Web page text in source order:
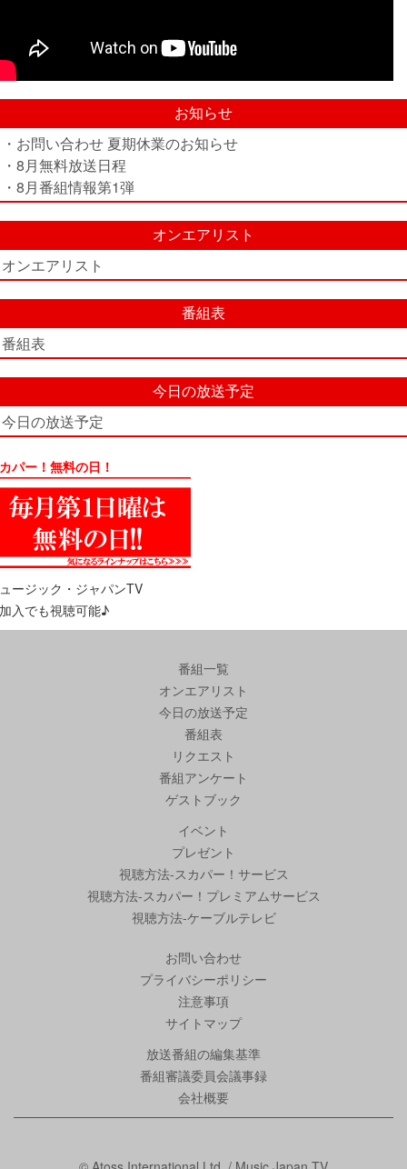
お知らせ
・お問い合わせ 夏期休業のお知らせ
・8月無料放送日程
・8月番組情報第1弾
オンエアリスト
オンエアリスト
番組表
番組表
今日の放送予定
今日の放送予定
パー！無料の日！
ージック・ジャパンTV
入でも視聴可能♪
番組一覧
オンエアリスト
今日の放送予定
番組表
リクエスト
番組アンケート
ゲストブック
イベント
プレゼント
視聴方法-スカパー！サービス
視聴方法-スカパー！プレミアムサービス
視聴方法-ケーブルテレビ
お問い合わせ
プライバシーポリシー
注意事項
サイトマップ
放送番組の編集基準
番組審議委員会議事録
会社概要